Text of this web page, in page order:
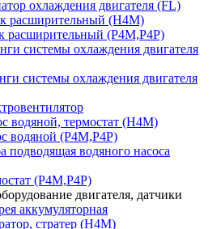
охлаждения двигателя (FL)
расширительный (H4M)
расширительный (P4M,P4P)
системы охлаждения двигателя
системы охлаждения двигателя
водяной, термостат (Н4М)
водяной (P4M,P4P)
подводящая водяного насоса
(P4M,P4P)
двигателя, датчики
аккумуляторная
стратер (Н4М)